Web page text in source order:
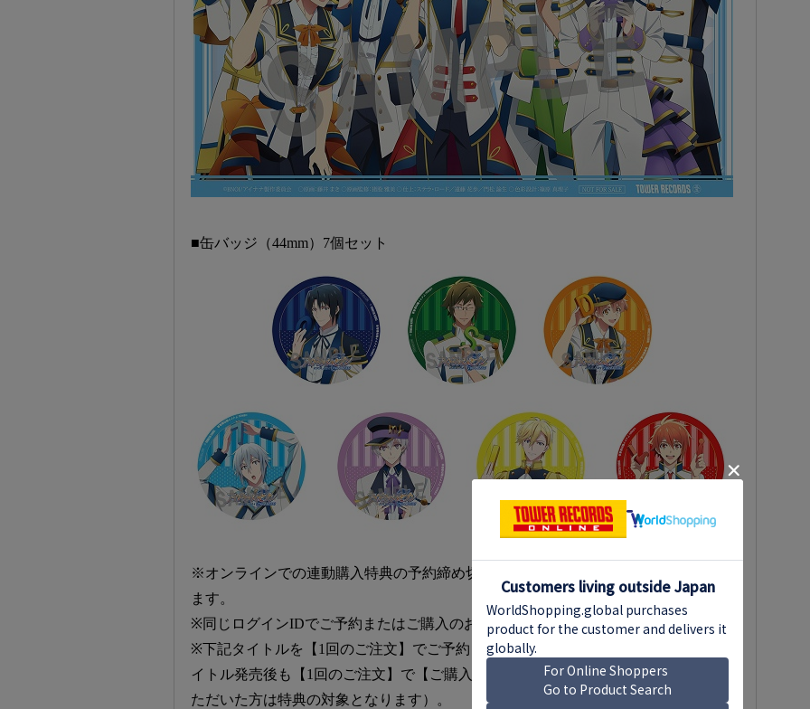
■缶バッジ（44mm）7個セット
※オンラインでの連動購入特典の予約締め切りは2023年4月18日(火)23:59までとなり
ます。
※同じログインIDでご予約またはご購入のお客様が連動特典の対象となります。
※下記タイトルを【1回のご注文】でご予約されたお客様が対象となります。（各タ
イトル発売後も【1回のご注文】で【ご購入/ご予約】を6タイトル同時にお申込みい
ただいた方は特典の対象となります）。